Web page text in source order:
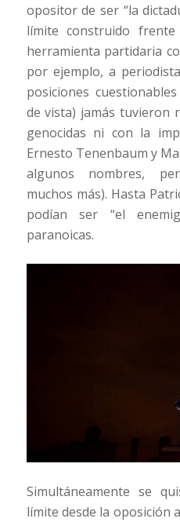
opositor de ser “la
límite construido
herramienta partidaria
por ejemplo, a
posiciones
de vista) jamás tuvieron
genocidas ni con la
Ernesto Tenenbaum y
algunos nombres,
muchos más). Hasta
podían ser “el
paranoicas.
Simultáneamente se
límite desde la oposición